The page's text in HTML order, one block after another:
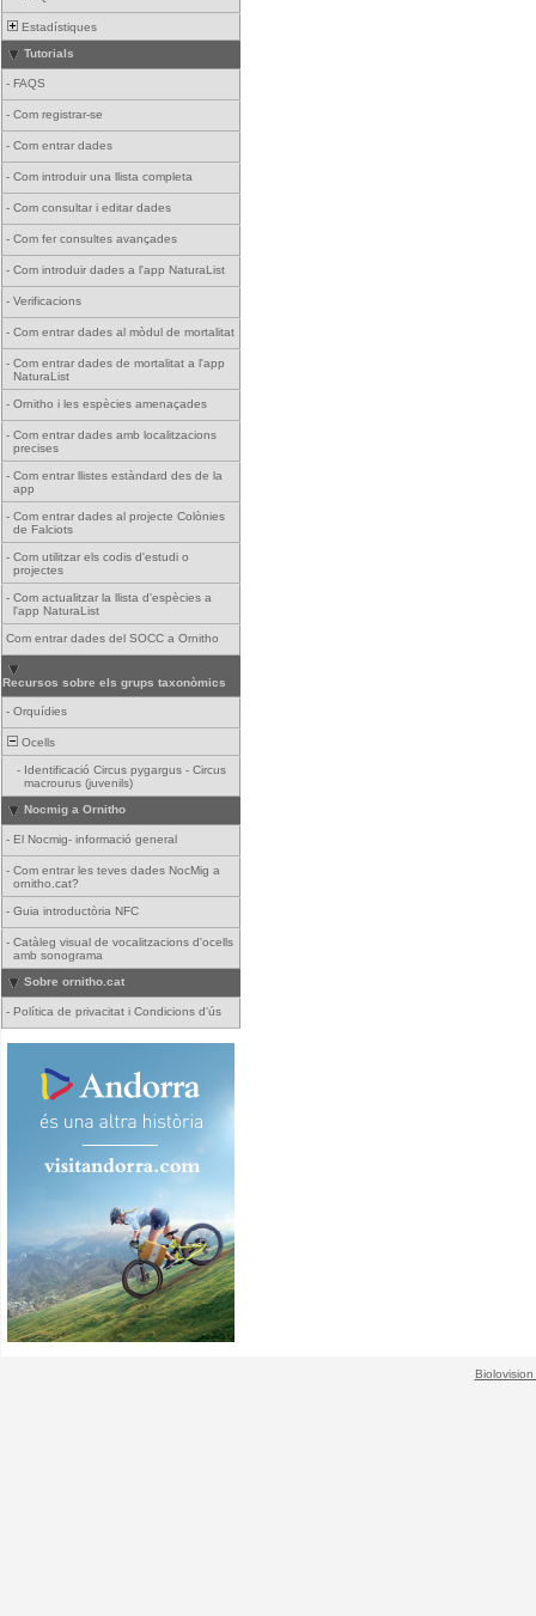
Estadístiques
Tutorials
- FAQS
- Com registrar-se
- Com entrar dades
- Com introduir una llista completa
- Com consultar i editar dades
- Com fer consultes avançades
- Com introduir dades a l'app NaturaList
- Verificacions
- Com entrar dades al mòdul de mortalitat
- Com entrar dades de mortalitat a l'app
NaturaList
- Ornitho i les espècies amenaçades
- Com entrar dades amb localitzacions
precises
- Com entrar llistes estàndard des de la
app
- Com entrar dades al projecte Colònies
de Falciots
- Com utilitzar els codis d'estudi o
projectes
- Com actualitzar la llista d'espècies a
l'app NaturaList
Com entrar dades del SOCC a Ornitho
Recursos sobre els grups taxonòmics
- Orquídies
Ocells
- Identificació Circus pygargus - Circus
macrourus (juvenils)
Nocmig a Ornitho
- El Nocmig- informació general
- Com entrar les teves dades NocMig a
ornitho.cat?
- Guia introductòria NFC
- Catàleg visual de vocalitzacions d'ocells
amb sonograma
Sobre ornitho.cat
- Política de privacitat i Condicions d'ús
Biolovision